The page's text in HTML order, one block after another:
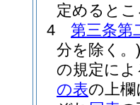
定めると
4
第三条第
分を除く。)
の規定に
の表の上欄